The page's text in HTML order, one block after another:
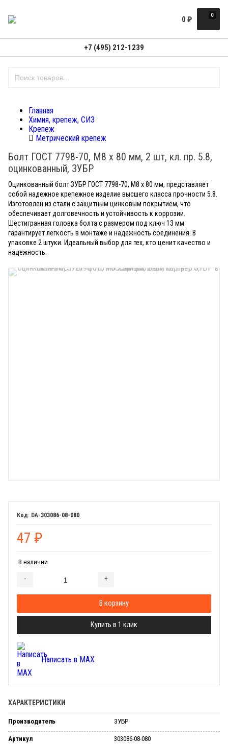
0
0 ₽
+7 (495) 212-1239
Главная
Химия, крепеж, СИЗ
Крепеж
Метрический крепеж
Болт ГОСТ 7798-70, M8 x 80 мм, 2 шт, кл. пр. 5.8,
оцинкованный, ЗУБР
Оцинкованный болт ЗУБР ГОСТ 7798-70, M8 x 80 мм, представляет
собой надежное крепежное изделие высшего класса прочности 5.8.
Изготовлен из стали с защитным цинковым покрытием, что
обеспечивает долговечность и устойчивость к коррозии.
Шестигранная головка болта с размером под ключ 13 мм
гарантирует легкость в монтаже и надежность соединения. В
упаковке 2 штуки. Идеальный выбор для тех, кто ценит качество и
надежность.
DA-303086-08-080
47 ₽
В наличии
- +
В корзину
Купить в 1 клик
Написать в MAX
ХАРАКТЕРИСТИКИ
Производитель ЗУБР
Артикул 303086-08-080